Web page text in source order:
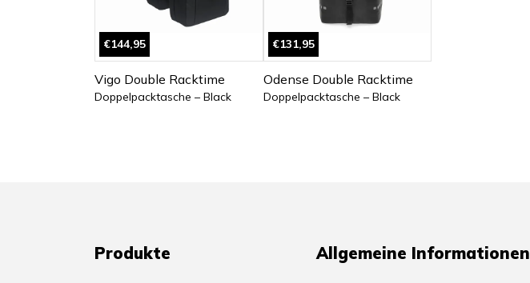
€144,95
Vigo Double Racktime
Doppelpacktasche – Black
€131,95
Odense Double Racktime
Doppelpacktasche – Black
Produkte Allgemeine Informationen